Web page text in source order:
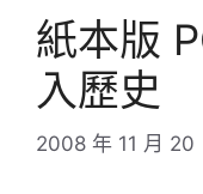
紙本版
入歷史
2008 年 11 月 20